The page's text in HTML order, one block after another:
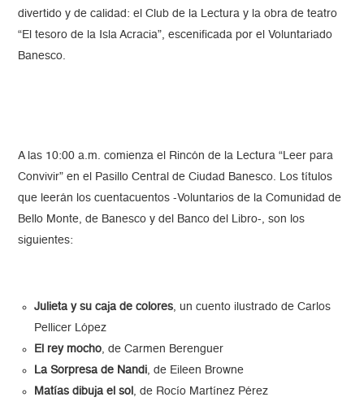
divertido y de calidad: el Club de la Lectura y la obra de teatro
“El tesoro de la Isla Acracia”, escenificada por el Voluntariado
Banesco.
A las 10:00 a.m. comienza el Rincón de la Lectura “Leer para
Convivir” en el Pasillo Central de Ciudad Banesco. Los títulos
que leerán los cuentacuentos -Voluntarios de la Comunidad de
Bello Monte, de Banesco y del Banco del Libro-, son los
siguientes:
Julieta y su caja de colores, un cuento ilustrado de Carlos
Pellicer López
El rey mocho, de Carmen Berenguer
La Sorpresa de Nandi, de Eileen Browne
Matías dibuja el sol , de Rocío Martínez Pérez